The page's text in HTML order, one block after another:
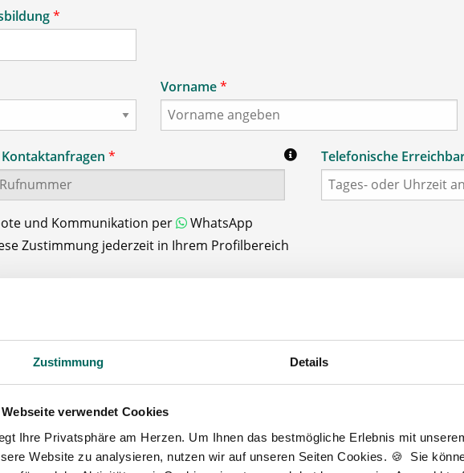
Zustimmung Details
Webseite verwendet Cookies
Ihre Privatsphäre am Herzen. Um Ihnen das bestmögliche Erlebnis mit
Website zu analysieren, nutzen wir auf unseren Seiten Cookies. 🍪 Sie
*
Vorname*
*
und Kommunikation per
WhatsApp
Zustimmung jederzeit in Ihrem Profilbereich
Telefonische
Schritt 3/3: Login-Daten
ein
Passwort *
min. 6 Zeichen